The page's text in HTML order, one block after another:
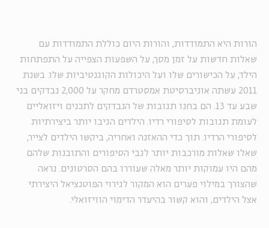
הורות היא התמודדות, והורות היום כוללת התמודדות עם
שאלות חדשות על זמן מסך, על השפעות הצפייה על התפתחות
הילד, על הכישורים שלו ועל היכולות הקוגנטיביות שלו. בשנת
2011 עשתה אוניברסיטת אמסטרדם מחקר על 2,000 נבדקים בני
שבע עד 13. הם בחנו תגובות של הנבדקים לתכנים ויזואליים
לעומת תגובות לסיפורי רדיו. הילדים הגיבו יותר ביצירתיות
לסיפורי הרדיו. תוך כדי ההאזנה ואחריה, ביקשו הילדים לצייר,
שאלו שאלות מורכבות יותר לגבי הסיפורים והתובנות שלהם
מהם היו עמוקות יותר מאלה שעוררו בהם הסרטונים. נראה
שהצורך במילוי פערים הוא המקור לגירוי הפוטנציאל היצירתי
אצל הילדים, והוא קשור בהיעדר הדימוי הוויזואלי.